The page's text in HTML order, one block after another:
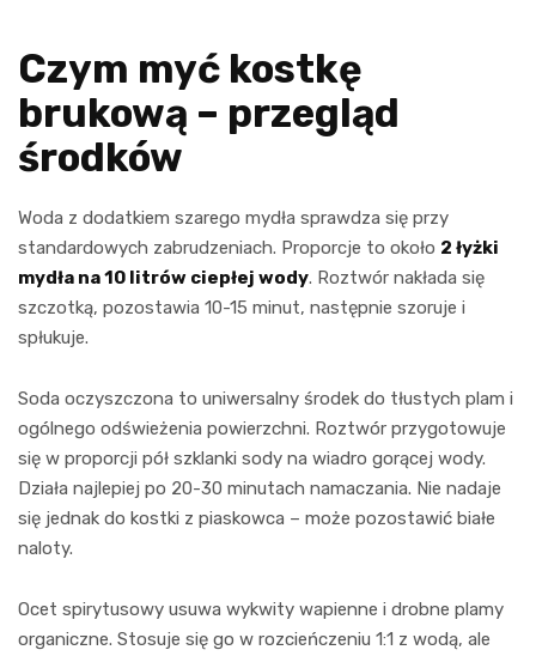
Czym myć kostkę
brukową – przegląd
środków
Woda z dodatkiem szarego mydła sprawdza się przy
standardowych zabrudzeniach. Proporcje to około 2 łyżki
mydła na 10 litrów ciepłej wody. Roztwór nakłada się
szczotką, pozostawia 10-15 minut, następnie szoruje i
spłukuje.
Soda oczyszczona to uniwersalny środek do tłustych plam i
ogólnego odświeżenia powierzchni. Roztwór przygotowuje
się w proporcji pół szklanki sody na wiadro gorącej wody.
Działa najlepiej po 20-30 minutach namaczania. Nie nadaje
się jednak do kostki z piaskowca – może pozostawić białe
naloty.
Ocet spirytusowy usuwa wykwity wapienne i drobne plamy
organiczne. Stosuje się go w rozcieńczeniu 1:1 z wodą, ale